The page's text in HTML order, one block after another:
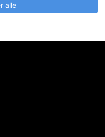
alle